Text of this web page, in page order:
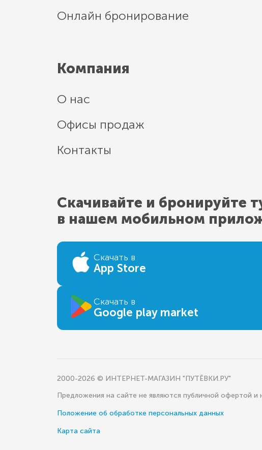
Онлайн бронирование
Компания
О нас
Офисы продаж
Контакты
Скачивайте и бронируйте
в нашем мобильном
Скачать в
App Store
Скачать в
Google play market
2000-2026 © ИНТЕРНЕТ-МАГАЗИН "ПУТЁВКИ.РУ"
Предложения на сайте не являются публичной офертой
Положение об обработке персональных данных
Карта сайта